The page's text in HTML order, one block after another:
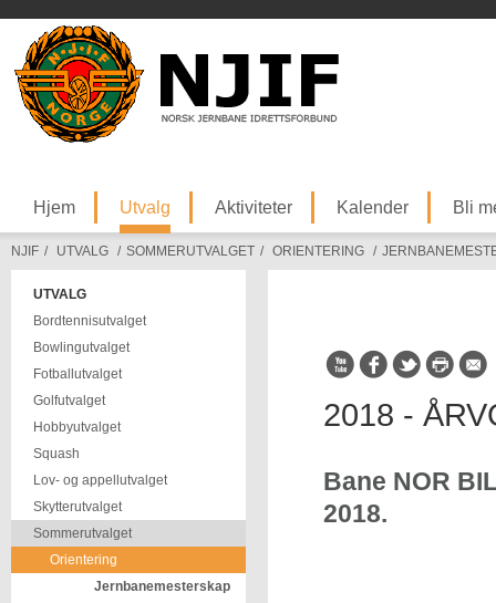
Hjem Utvalg Aktiviteter Kalender Bli
NJIF / UTVALG / SOMMERUTVALGET / ORIENTERING /
UTVALG
Bordtennisutvalget
Bowlingutvalget
Fotballutvalget
Golfutvalget
Hobbyutvalget
Squash
Lov- og appellutvalget
Skytterutvalget
Sommerutvalget
Orientering
Jernbanemesterskap
2018 -
Bane NOR
2018.